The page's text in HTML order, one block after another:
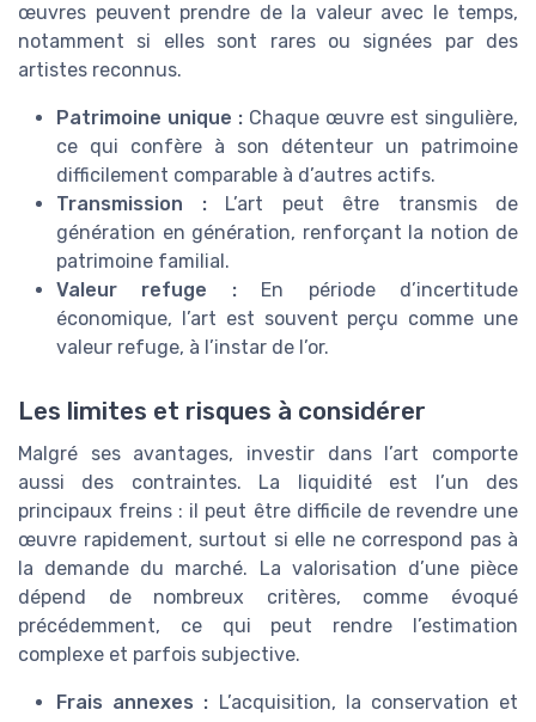
œuvres peuvent prendre de la valeur avec le temps,
notamment si elles sont rares ou signées par des
artistes reconnus.
Patrimoine unique : Chaque œuvre est singulière,
ce qui confère à son détenteur un patrimoine
difficilement comparable à d’autres actifs.
Transmission :L’art peut être transmis de
génération en génération, renforçant la notion de
patrimoine familial.
Valeur refuge :En période d’incertitude
économique, l’art est souvent perçu comme une
valeur refuge, à l’instar de l’or.
Les limites et risques à considérer
Malgré ses avantages, investir dans l’art comporte
aussi des contraintes. La liquidité est l’un des
principaux freins : il peut être difficile de revendre une
œuvre rapidement, surtout si elle ne correspond pas à
la demande du marché. La valorisation d’une pièce
dépend de nombreux critères, comme évoqué
précédemment, ce qui peut rendre l’estimation
complexe et parfois subjective.
Frais annexes : L’acquisition, la conservation et